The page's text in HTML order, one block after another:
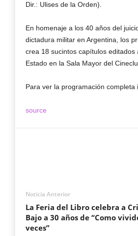
Dir.: Ulises de la Orden).
En homenaje a los 40 años del
dictadura militar en Argentina, los
crea 18 sucintos capítulos
Estado en la Sala Mayor del
Para ver la programación completa
source
Noticia Anterior
La Feria del Libro celebra a
Bajo a 30 años de “Como
veces”